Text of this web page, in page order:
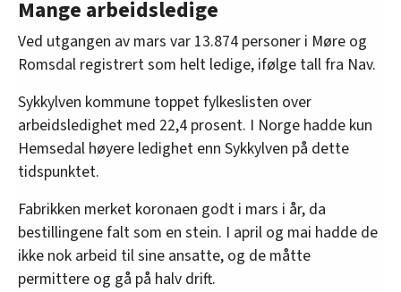
Mange arbeidsledige
Ved utgangen av mars var 13.874 personer i Møre og
Romsdal registrert som helt ledige, ifølge tall fra Nav.
Sykkylven kommune toppet fylkeslisten over
arbeidsledighet med 22,4 prosent. I Norge hadde kun
Hemsedal høyere ledighet enn Sykkylven på dette
tidspunktet.
Fabrikken merket koronaen godt i mars i år, da
bestillingene falt som en stein. I april og mai hadde de
ikke nok arbeid til sine ansatte, og de måtte
permittere og gå på halv drift.